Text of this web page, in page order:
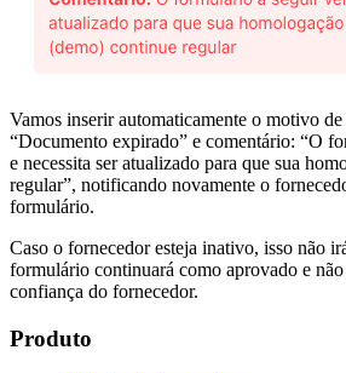
Vamos inserir automaticamente o motivo
“Documento expirado” e comentário: “O
e necessita ser atualizado para que sua
regular”, notificando novamente o
formulário.
Caso o fornecedor esteja inativo, isso não
formulário continuará como aprovado e
confiança do fornecedor.
Produto